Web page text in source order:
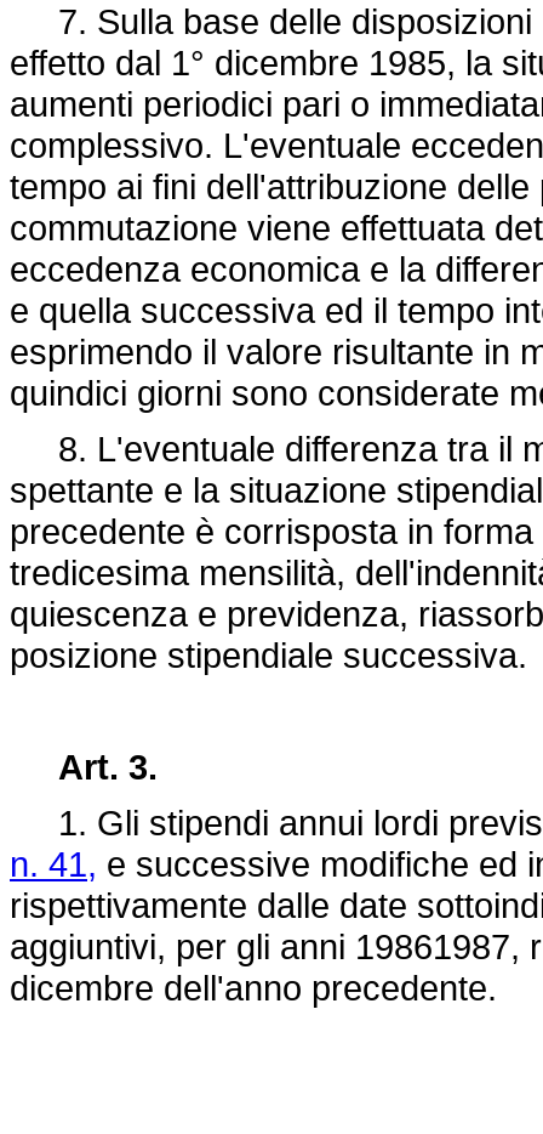
7. Sulla base delle disposizioni
effetto dal 1° dicembre 1985, la
aumenti periodici pari o
complessivo. L'eventuale
tempo ai fini dell'attribuzione
commutazione viene effettuata
eccedenza economica e la
e quella successiva ed il tempo
esprimendo il valore risultante in
quindici giorni sono considerate
8. L'eventuale differenza tra il
spettante e la situazione
precedente è corrisposta in
tredicesima mensilità,
quiescenza e previdenza,
posizione stipendiale successiva.
Art. 3.
1. Gli stipendi annui lordi
n. 41, e successive modifiche ed
rispettivamente dalle date
aggiuntivi, per gli anni 19861987,
dicembre dell'anno precedente.